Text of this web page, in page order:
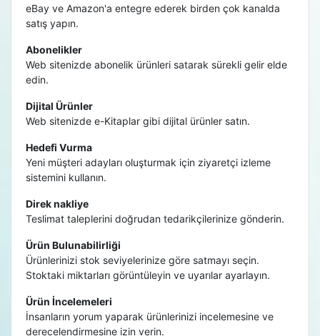
eBay ve Amazon'a entegre ederek birden çok kanalda
satış yapın.
Abonelikler
Web sitenizde abonelik ürünleri satarak sürekli gelir elde
edin.
Dijital Ürünler
Web sitenizde e-Kitaplar gibi dijital ürünler satın.
Hedefi Vurma
Yeni müşteri adayları oluşturmak için ziyaretçi izleme
sistemini kullanın.
Direk nakliye
Teslimat taleplerini doğrudan tedarikçilerinize gönderin.
Ürün Bulunabilirliği
Ürünlerinizi stok seviyelerinize göre satmayı seçin.
Stoktaki miktarları görüntüleyin ve uyarılar ayarlayın.
Ürün İncelemeleri
İnsanların yorum yaparak ürünlerinizi incelemesine ve
derecelendirmesine izin verin.